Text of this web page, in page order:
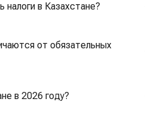
в Казахстане?
от обязательных
в 2026 году?